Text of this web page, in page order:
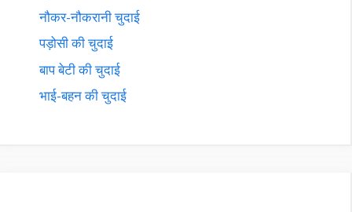
नौकर-नौकरानी चुदाई
पड़ोसी की चुदाई
बाप बेटी की चुदाई
भाई-बहन की चुदाई